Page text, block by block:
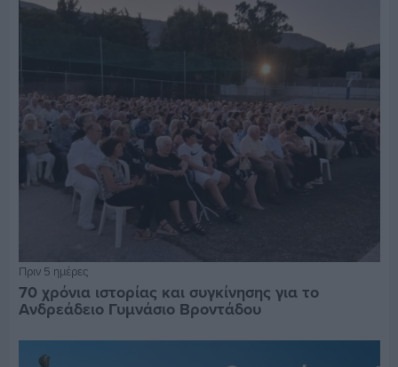
Πριν 5 ημέρες
70 χρόνια ιστορίας και συγκίνησης για το
Ανδρεάδειο Γυμνάσιο Βροντάδου